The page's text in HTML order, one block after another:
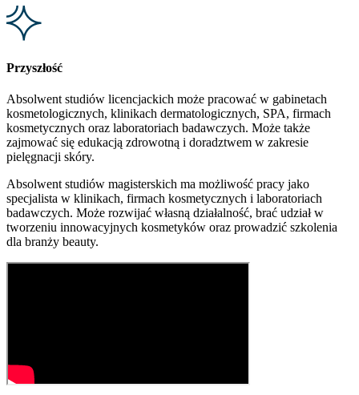
Przyszłość
Absolwent studiów licencjackich może pracować w gabinetach
kosmetologicznych, klinikach dermatologicznych, SPA, firmach
kosmetycznych oraz laboratoriach badawczych. Może także
zajmować się edukacją zdrowotną i doradztwem w zakresie
pielęgnacji skóry.
Absolwent studiów magisterskich ma możliwość pracy jako
specjalista w klinikach, firmach kosmetycznych i laboratoriach
badawczych. Może rozwijać własną działalność, brać udział w
tworzeniu innowacyjnych kosmetyków oraz prowadzić szkolenia
dla branży beauty.